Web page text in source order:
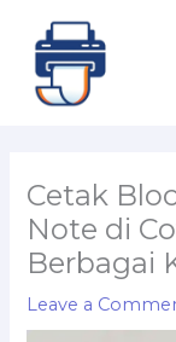
content
Cetak
Note di
Berbagai
Leave a